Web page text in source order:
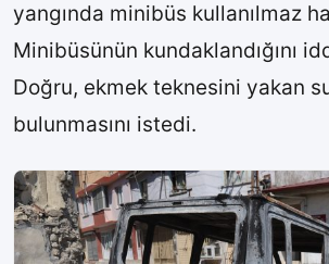
yangında minibüs kullanılmaz
Minibüsünün kundaklandığını
Doğru, ekmek teknesini yakan
bulunmasını istedi.